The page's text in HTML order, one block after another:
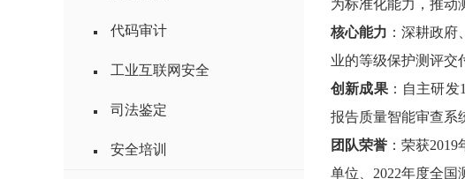
代码审计
工业互联网安全
司法鉴定
安全培训
为标准化能力，推动
核心能力 ：深耕政府
业的等级保护测评交
创新成果： 自主研发
报告质量智能审查系
团队荣誉 ：荣获2019
单位、2022年度全国